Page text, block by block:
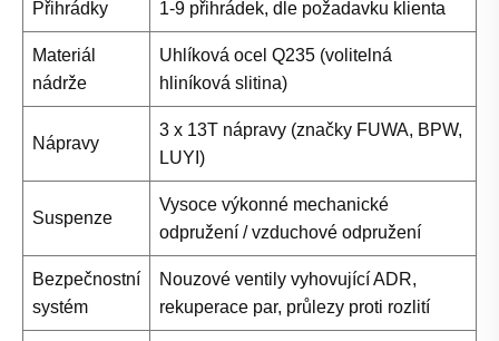
Přihrádky 1-9 přihrádek, dle požadavku klienta
Materiál
nádrže
Uhlíková ocel Q235 (volitelná
hliníková slitina)
Nápravy
3 x 13T nápravy (značky FUWA, BPW,
LUYI)
Suspenze
Vysoce výkonné mechanické
odpružení / vzduchové odpružení
Bezpečnostní
systém
Nouzové ventily vyhovující ADR,
rekuperace par, průlezy proti rozlití